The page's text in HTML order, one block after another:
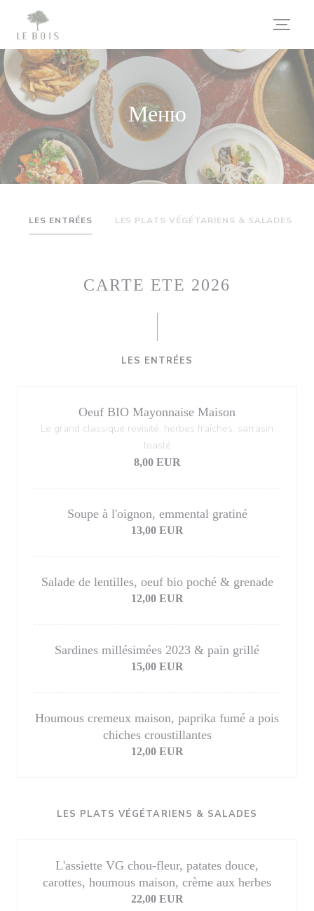
Панель управления cookies
Меню
LES ENTRÉES LES PLATS VÉGÉTARIENS & SALADES
CARTE ETE 2026
LES ENTRÉES
Oeuf BIO Mayonnaise Maison
Le grand classique revisité, herbes fraîches, sarrasin
toasté
8,00 EUR
Soupe à l'oignon, emmental gratiné
13,00 EUR
Salade de lentilles, oeuf bio poché & grenade
12,00 EUR
Sardines millésimées 2023 & pain grillé
15,00 EUR
Houmous cremeux maison, paprika fumé a pois
chiches croustillantes
12,00 EUR
LES PLATS VÉGÉTARIENS & SALADES
L'assiette VG chou-fleur, patates douce,
carottes, houmous maison, crème aux herbes
22,00 EUR